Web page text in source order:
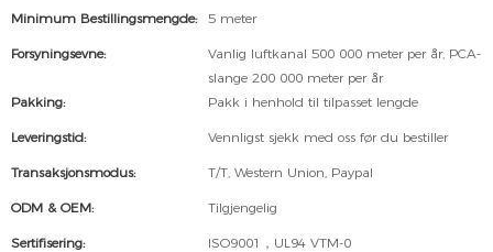
Minimum Bestillingsmengde: 5 meter
Forsyningsevne:
Vanlig luftkanal 500 000 meter per år, PCA-
slange 200 000 meter per år
Pakking:
Pakk i henhold til tilpasset lengde
Leveringstid: Vennligst sjekk med oss ​​før du bestiller
Transaksjonsmodus: T/T, Western Union, Paypal
ODM & OEM: Tilgjengelig
Sertifisering: ISO9001，UL94 VTM-0